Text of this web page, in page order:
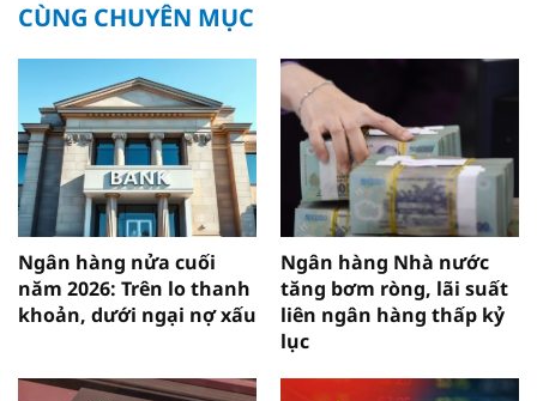
CÙNG CHUYÊN MỤC
Ngân hàng nửa cuối
năm 2026: Trên lo thanh
khoản, dưới ngại nợ xấu
Ngân hàng Nhà nước
tăng bơm ròng, lãi suất
liên ngân hàng thấp kỷ
lục